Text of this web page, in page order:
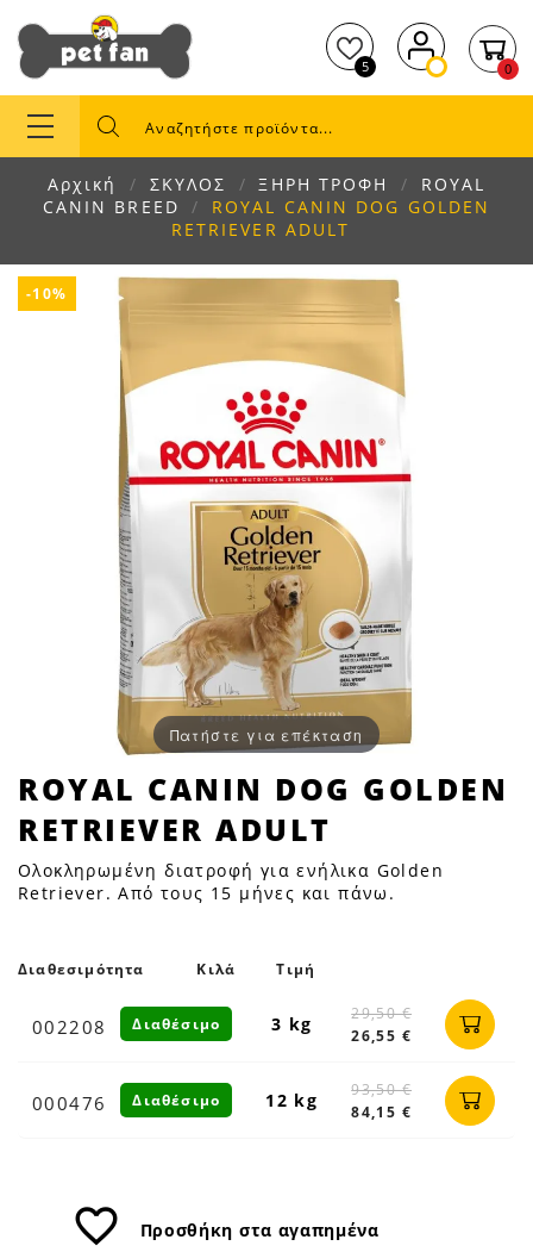
5 0
Αρχική ΣΚΥΛΟΣ ΞΗΡΗ ΤΡΟΦΗ
ROYAL
CANIN BREED
ROYAL CANIN DOG GOLDEN
RETRIEVER ADULT
-10%
Πατήστε για επέκταση
ROYAL
CANIN
DOG
GOLDEN
RETRIEVER
Petfan
ROYAL CANIN DOG GOLDEN
RETRIEVER ADULT
Ολοκληρωμένη διατροφή για ενήλικα Golden
Retriever. Από τους 15 μήνες και πάνω.
Διαθεσιμότητα Κιλά Τιμή
002208 3 kg
29,50 €
26,55 €
Διαθέσιμο
000476 12 kg
93,50 €
84,15 €
Διαθέσιμο
favorite_border Προσθήκη στα αγαπημένα